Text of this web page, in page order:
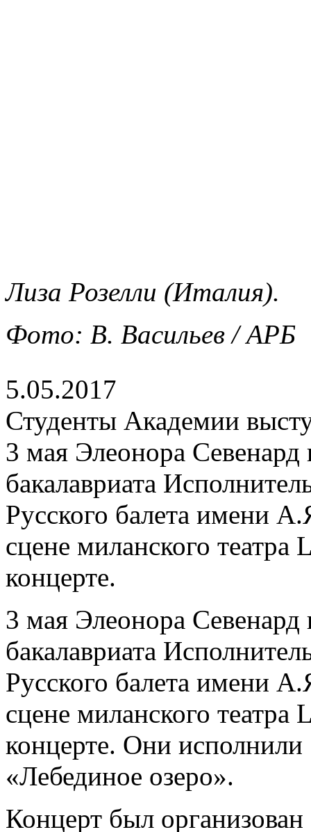
Лиза Розелли (Италия).
Фото: В. Васильев / АРБ
5.05.2017
Студенты Академии
3 мая Элеонора
бакалавриата
Русского балета имени
сцене миланского театра
концерте.
3 мая Элеонора
бакалавриата
Русского балета имени
сцене миланского театра
концерте. Они исполнили
«Лебединое озеро».
Концерт был